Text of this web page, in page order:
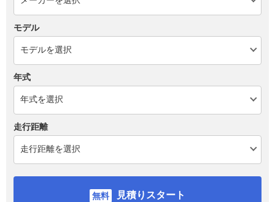
モデル
年式
走行距離
見積りスタート